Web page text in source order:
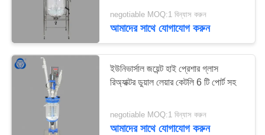
No input file
specified.
negotiable MOQ:1 বিন্যাস করুন
আমাদের সাথে যোগাযোগ করুন
ইউনিভার্সাল জয়েন্ট হাই প্রেশার গ্লাস
রিঅ্যাক্টর ডুয়াল লেয়ার কেটলি 6 টি পোর্ট সহ
negotiable MOQ:1 বিন্যাস করুন
আমাদের সাথে যোগাযোগ করুন